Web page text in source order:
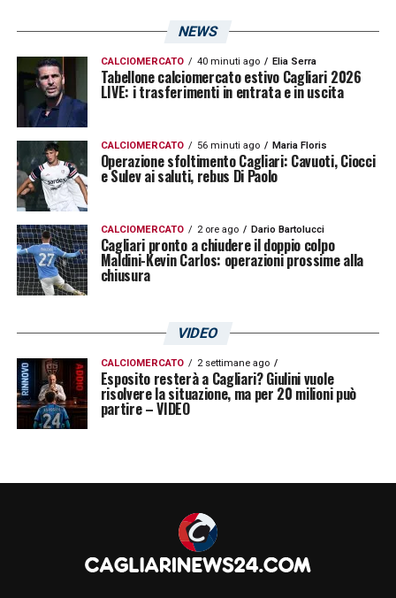
NEWS
CALCIOMERCATO 40 minuti ago Elia Serra
Tabellone calciomercato estivo Cagliari 2026
LIVE: i trasferimenti in entrata e in uscita
CALCIOMERCATO 56 minuti ago Maria Floris
Operazione sfoltimento Cagliari: Cavuoti, Ciocci
e Sulev ai saluti, rebus Di Paolo
CALCIOMERCATO 2 ore ago Dario Bartolucci
Cagliari pronto a chiudere il doppio colpo
Maldini-Kevin Carlos: operazioni prossime alla
chiusura
VIDEO
CALCIOMERCATO 2 settimane ago
Esposito resterà a Cagliari? Giulini vuole
risolvere la situazione, ma per 20 milioni può
partire – VIDEO